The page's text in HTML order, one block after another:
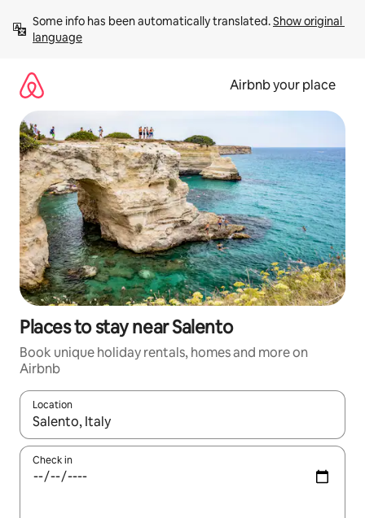
content
Some info has been automatically translated. Show original
language
Airbnb your place
Places to stay near Salento
Book unique holiday rentals, homes and more on
Airbnb
Location
When results are available, navigate with the up and down
Check in